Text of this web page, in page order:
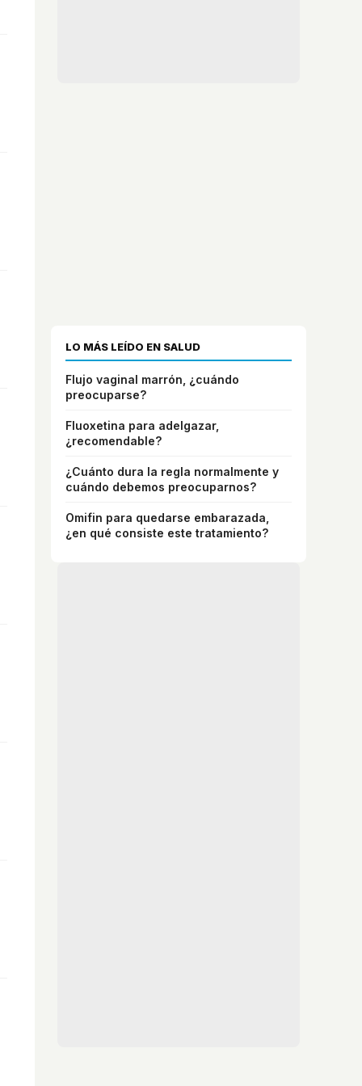
LO MÁS LEÍDO EN SALUD
Flujo vaginal marrón, ¿cuándo
preocuparse?
Fluoxetina para adelgazar,
¿recomendable?
¿Cuánto dura la regla normalmente y
cuándo debemos preocuparnos?
Omifin para quedarse embarazada,
¿en qué consiste este tratamiento?